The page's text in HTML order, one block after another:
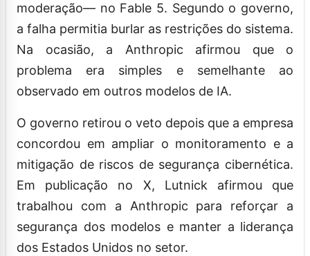
moderação— no Fable 5. Segundo o governo,
a falha permitia burlar as restrições do sistema.
Na ocasião, a Anthropic afirmou que o
problema era simples e semelhante ao
observado em outros modelos de IA.
O governo retirou o veto depois que a empresa
concordou em ampliar o monitoramento e a
mitigação de riscos de segurança cibernética.
Em publicação no X, Lutnick afirmou que
trabalhou com a Anthropic para reforçar a
segurança dos modelos e manter a liderança
dos Estados Unidos no setor.